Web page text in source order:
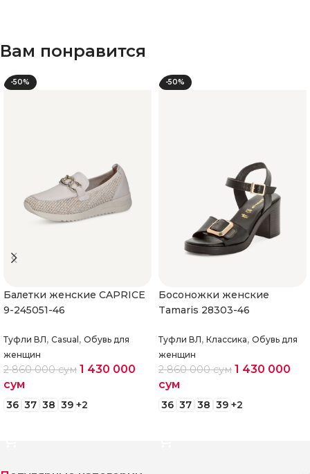
Вам понравится
-50%
Балетки женские CAPRICE
9-245051-46
Туфли ВЛ, Casual , Обувь для
женщин
2 860 000сум 1 430 000
сум
36 37 38 39 +2
-50%
Босоножки женские
Tamaris 28303-46
Туфли ВЛ, Классика, Обувь для
женщин
2 860 000сум 1 430 000
сум
36 37 38 39 +2